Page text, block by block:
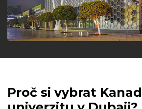
Proč si vybrat